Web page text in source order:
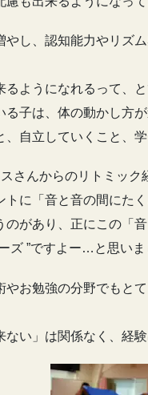
やし、認知能力やリズ
るようになれるって、
る子は、体の動かし方が
自立していくこと、
さんからのリトミック
トに「音と音の間にた
のがあり、正にこの「
ズ ”ですよー…と思いま
やお勉強の分野でもと
い」は関係なく、経